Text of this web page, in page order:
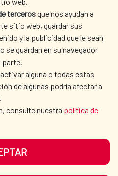
tercerosque nos ayudan a
sitio web, guardar sus
y la publicidad que le sean
guardan en su navegador
parte.
alguna o todas estas
de algunas podría afectar a
consulte nuestra política de
BIBLIOTHÈQUE
PROTECTION DES DONNÉES